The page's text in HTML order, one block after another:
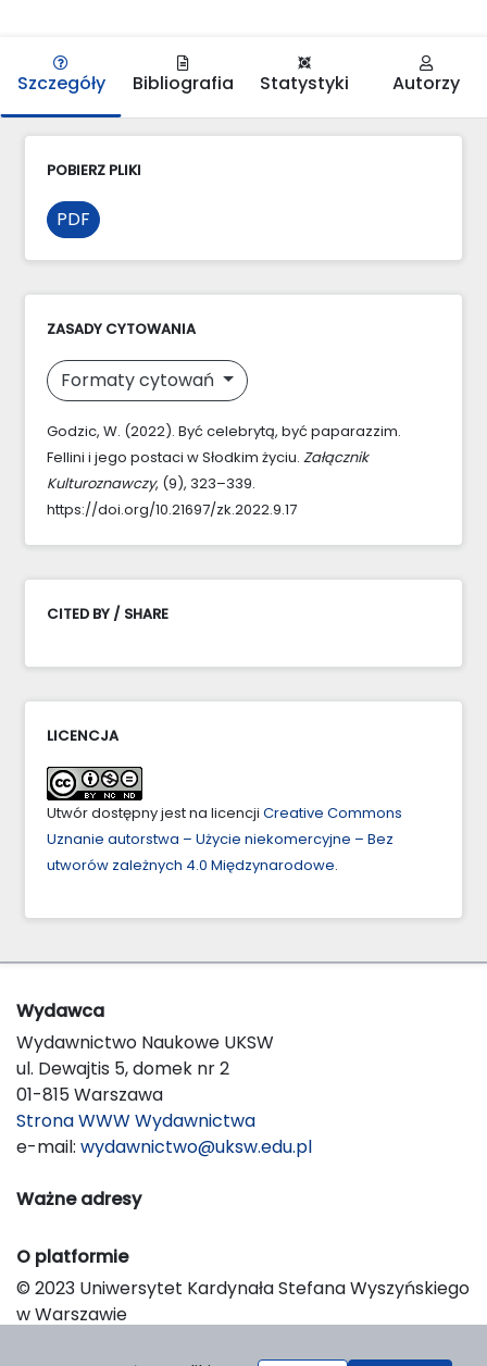
Szczegóły Bibliografia Statystyki Autorzy
POBIERZ PLIKI
PDF
ZASADY CYTOWANIA
Formaty cytowań
Godzic, W. (2022). Być celebrytą, być paparazzim.
Fellini i jego postaci w Słodkim życiu. Załącznik
Kulturoznawczy, (9), 323–339.
https://doi.org/10.21697/zk.2022.9.17
CITED BY / SHARE
LICENCJA
Utwór dostępny jest na licencji Creative Commons
Uznanie autorstwa – Użycie niekomercyjne – Bez
utworów zależnych 4.0 Międzynarodowe.
Wydawca
Wydawnictwo Naukowe UKSW
ul. Dewajtis 5, domek nr 2
01-815 Warszawa
Strona WWW Wydawnictwa
e-mail: wydawnictwo@uksw.edu.pl
Ważne adresy
O platformie
© 2023 Uniwersytet Kardynała Stefana Wyszyńskiego
w Warszawie